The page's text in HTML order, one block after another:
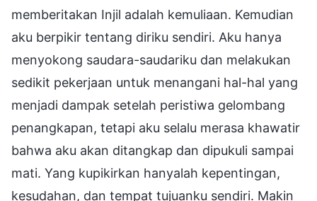
memberitakan Injil adalah kemuliaan. Kemudian
aku berpikir tentang diriku sendiri. Aku hanya
menyokong saudara-saudariku dan melakukan
sedikit pekerjaan untuk menangani hal-hal yang
menjadi dampak setelah peristiwa gelombang
penangkapan, tetapi aku selalu merasa khawatir
bahwa aku akan ditangkap dan dipukuli sampai
mati. Yang kupikirkan hanyalah kepentingan,
kesudahan, dan tempat tujuanku sendiri. Makin